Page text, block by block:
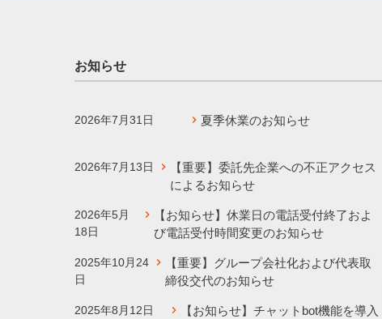
お知らせ
2026年7月31日 夏季休業のお知らせ
2026年7月13日
【重要】委託先企業への不正アクセス
によるお知らせ
2026年5月
18日
【お知らせ】休業日の電話受付終了およ
び電話受付時間変更のお知らせ
2025年10月24
日
【重要】グループ会社化および代表取
締役交代のお知らせ
2025年8月12日
【お知らせ】チャットbot機能を導入